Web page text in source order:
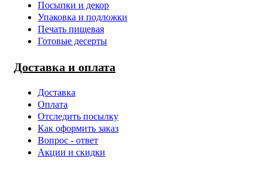
Посыпки и декор
Упаковка и подложки
Печать пищевая
Готовые десерты
Доставка и оплата
Доставка
Оплата
Отследить посылку
Как оформить заказ
Вопрос - ответ
Акции и скидки